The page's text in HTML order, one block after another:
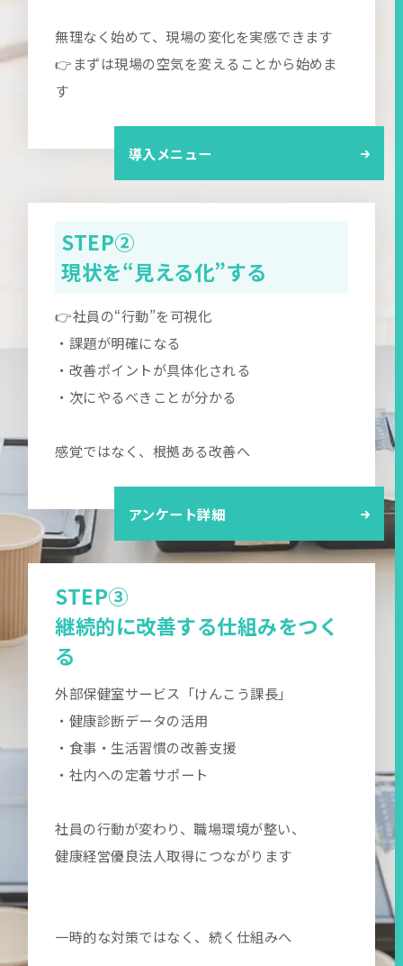
無理なく始めて、現場の変化を実感できます
👉まずは現場の空気を変えることから始めま
す
導入メニュー
STEP②
現状を“見える化”する
👉社員の“行動”を可視化
・課題が明確になる
・改善ポイントが具体化される
・次にやるべきことが分かる
感覚ではなく、根拠ある改善へ
アンケート詳細
STEP③
継続的に改善する仕組みをつく
る
外部保健室サービス「けんこう課長」
・健康診断データの活用
・食事・生活習慣の改善支援
・社内への定着サポート
社員の行動が変わり、職場環境が整い、
健康経営優良法人取得につながります
一時的な対策ではなく、続く仕組みへ